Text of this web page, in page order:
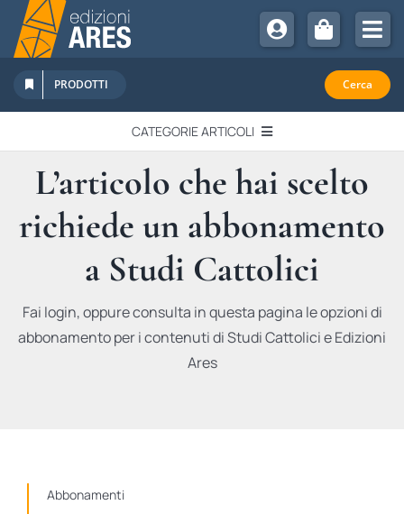
Salta
contenuto
Chi Siamo
Sostienici
Abbonamenti
Promozioni
Newsletter
PRODOTTI Cerca
CATEGORIE ARTICOLI
EDITORIALI
IN QUESTO NUMERO
RECENSIONI
L’articolo che hai scelto
richiede un abbonamento
a Studi Cattolici
Fai login, oppure consulta in questa pagina le opzioni di
abbonamento per i contenuti di Studi Cattolici e Edizioni
Ares
Abbonamenti